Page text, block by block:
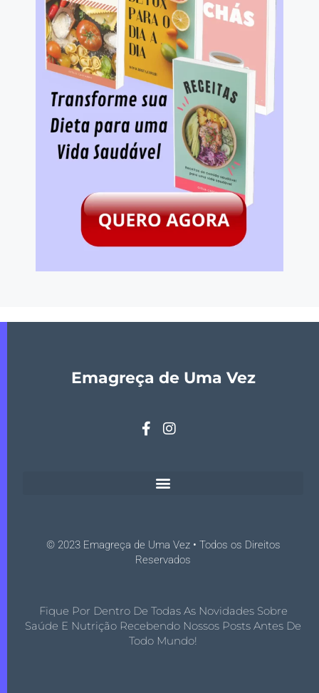
Emagreça de Uma Vez
© 2023 Emagreça de Uma Vez • Todos os Direitos
Reservados
Fique Por Dentro De Todas As Novidades Sobre
Saúde E Nutrição Recebendo Nossos Posts Antes De
Todo Mundo!